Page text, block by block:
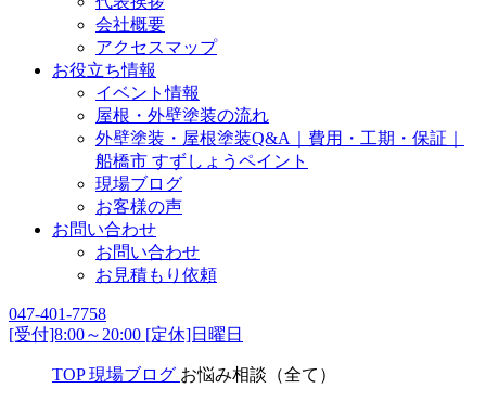
会社概要
アクセスマップ
お役立ち情報
イベント情報
屋根・外壁塗装の流れ
外壁塗装・屋根塗装Q&A｜費用・工期・保証｜
船橋市 すずしょうペイント
現場ブログ
お客様の声
お問い合わせ
お問い合わせ
お見積もり依頼
047-401-7758
[受付]8:00～20:00 [定休]日曜日
TOP 現場ブログ お悩み相談（全て）